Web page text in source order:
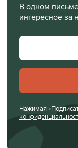
В одном
интересное за
Нажимая